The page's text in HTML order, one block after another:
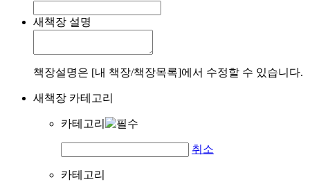
새책장 설명
책장설명은 [내 책장/책장목록]에서 수정할 수 있습니다.
새책장 카테고리
카테고리
취소
카테고리